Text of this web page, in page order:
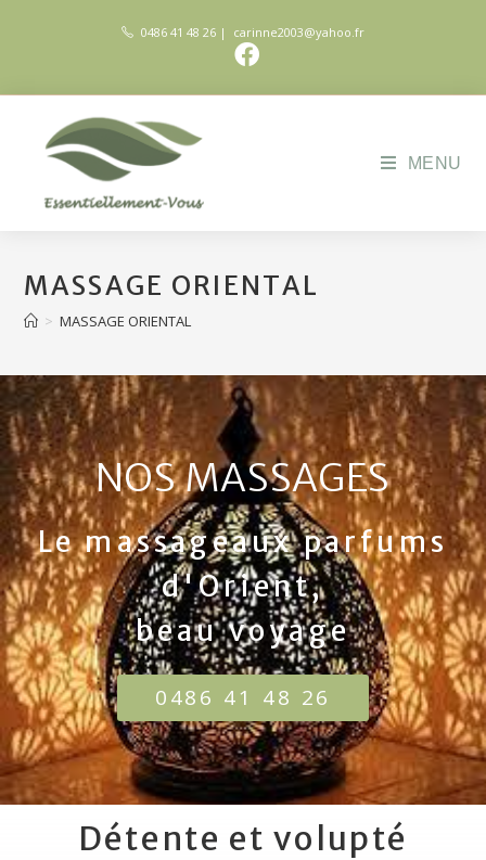
0486 41 48 26 | carinne2003@yahoo.fr
MENU
MASSAGE ORIENTAL
> MASSAGE ORIENTAL
NOS MASSAGES
Le massageaux parfums
d'Orient,
beau voyage
0486 41 48 26
Détente et volupté